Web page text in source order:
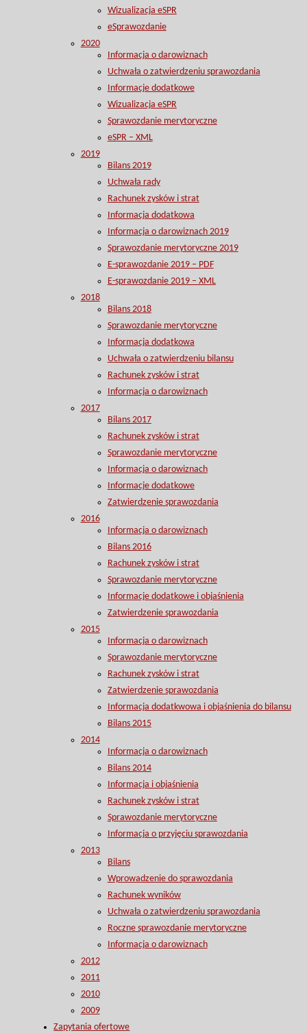
Wizualizacja eSPR
eSprawozdanie
2020
Informacja o darowiznach
Uchwała o zatwierdzeniu sprawozdania
Informacje dodatkowe
Wizualizacja eSPR
Sprawozdanie merytoryczne
eSPR – XML
2019
Bilans 2019
Uchwała rady
Rachunek zysków i strat
Informacja dodatkowa
Informacja o darowiznach 2019
Sprawozdanie merytoryczne 2019
E-sprawozdanie 2019 – PDF
E-sprawozdanie 2019 – XML
2018
Bilans 2018
Sprawozdanie merytoryczne
Informacja dodatkowa
Uchwała o zatwierdzeniu bilansu
Rachunek zysków i strat
Informacja o darowiznach
2017
Bilans 2017
Rachunek zysków i strat
Sprawozdanie merytoryczne
Informacja o darowiznach
Informacje dodatkowe
Zatwierdzenie sprawozdania
2016
Informacja o darowiznach
Bilans 2016
Rachunek zysków i strat
Sprawozdanie merytoryczne
Informacje dodatkowe i objaśnienia
Zatwierdzenie sprawozdania
2015
Informacja o darowiznach
Sprawozdanie merytoryczne
Rachunek zysków i strat
Zatwierdzenie sprawozdania
Informacja dodatkwowa i objaśnienia do bilansu
Bilans 2015
2014
Informacja o darowiznach
Bilans 2014
Informacja i objaśnienia
Rachunek zysków i strat
Sprawozdanie merytoryczne
Informacja o przyjęciu sprawozdania
2013
Bilans
Wprowadzenie do sprawozdania
Rachunek wyników
Uchwała o zatwierdzeniu sprawozdania
Roczne sprawozdanie merytoryczne
Informacja o darowiznach
2012
2011
2010
2009
Zapytania ofertowe